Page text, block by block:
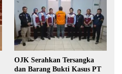
OJK Serahkan Tersangka
dan Barang Bukti Kasus PT